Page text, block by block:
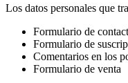
Los datos personales que
Formulario de
Formulario de
Comentarios en los
Formulario de venta